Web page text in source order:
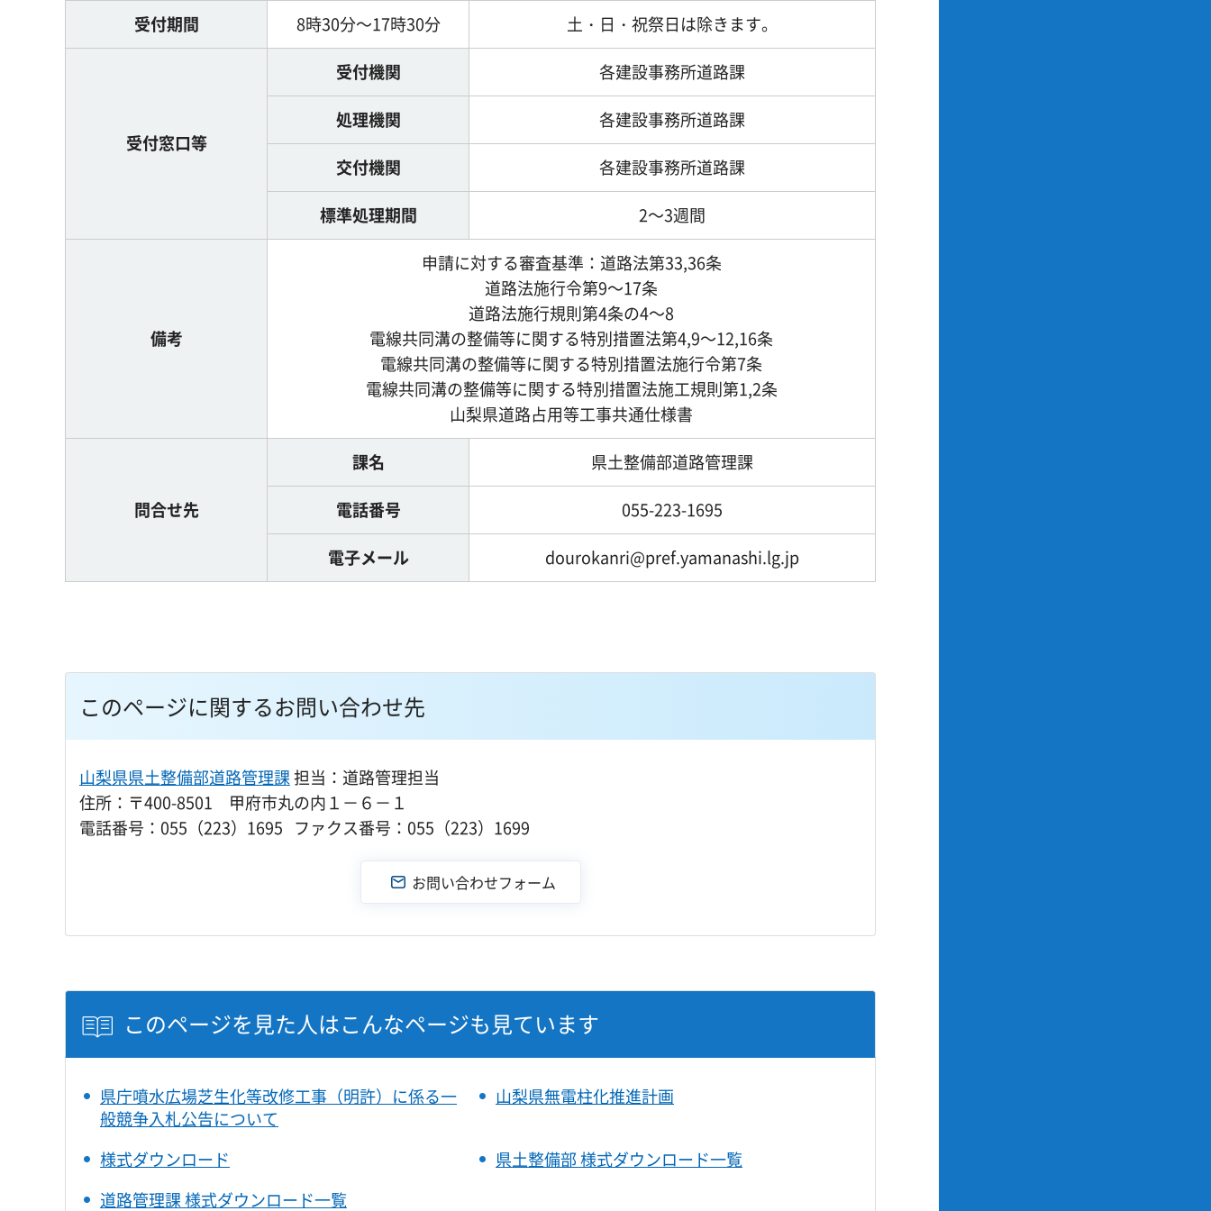
受付期間
8時30分～17時30分 土・日・祝祭日は除きます。
受付窓口等
受付機関
各建設事務所道路課
処理機関
各建設事務所道路課
交付機関
各建設事務所道路課
標準処理期間
2～3週間
備考
申請に対する審査基準：道路法第33,36条
道路法施行令第9～17条
道路法施行規則第4条の4～8
電線共同溝の整備等に関する特別措置法第4,9～12,16条
電線共同溝の整備等に関する特別措置法施行令第7条
電線共同溝の整備等に関する特別措置法施工規則第1,2条
山梨県道路占用等工事共通仕様書
問合せ先
課名
県土整備部道路管理課
電話番号
055-223-1695
電子メール
dourokanri@pref.yamanashi.lg.jp
このページに関するお問い合わせ先
山梨県県土整備部道路管理課担当：道路管理担当
住所：〒400-8501 甲府市丸の内１－６－１
電話番号：055（223）1695 ファクス番号：055（223）1699
このページを見た人はこんなページも見ています
県庁噴水広場芝生化等改修工事（明許）に係る一
般競争入札公告について
山梨県無電柱化推進計画
様式ダウンロード
県土整備部 様式ダウンロード一覧
道路管理課 様式ダウンロード一覧